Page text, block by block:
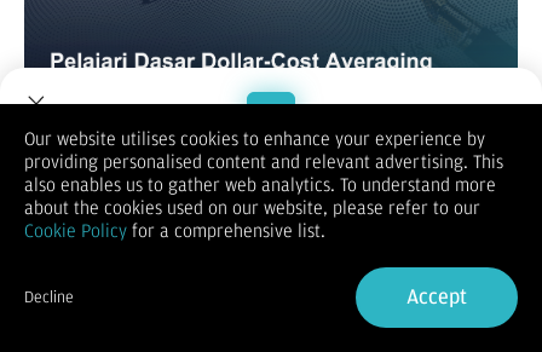
Banyak orang ingin mulai berinvestasi, tapi sering bingung
kapan waktu terbaik untuk membeli aset. Ada juga yang takut
salah ambil keputusan dan akhirnya menunda terus. Nah, di
sinilah strategi Dollar-Cost Averaging atau DCA bisa jadi solusi
praktis.
rutin mengalokasikan dana untuk membeli aset pilihan.
Strategi ini bukan cuma simpel, tapi juga terbukti membantu
meredam dampak fluktuasi harga. Yuk, pelajari dasar dan
Welcome to Dupoin.
Trade with a Trusted Broker
Sign in
Our website utilises cookies to enhance your experience by
providing personalised content and relevant advertising. This
also enables us to gather web analytics. To understand more
about the cookies used on our website, please refer to our
Cookie Policy for a comprehensive list.
Decline Accept